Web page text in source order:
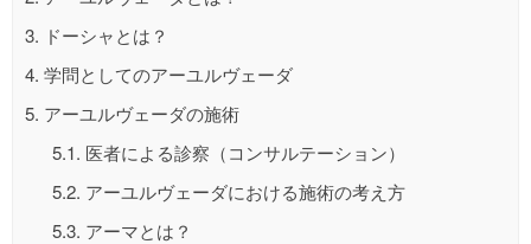
3. ドーシャとは？
4. 学問としてのアーユルヴェーダ
5. アーユルヴェーダの施術
5.1. 医者による診察（コンサルテーション）
5.2. アーユルヴェーダにおける施術の考え方
5.3. アーマとは？